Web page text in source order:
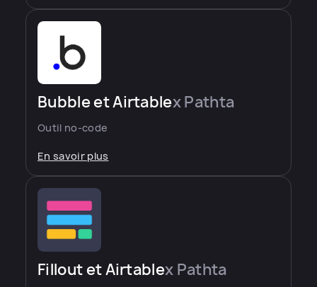
Bubble et Airtablex Pathta
Outil no-code
En savoir plus
Fillout et Airtablex Pathta